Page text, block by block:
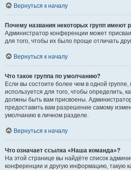
Вернуться к началу
Почему названия некоторых групп имеют
Администратор конференции может
для того, чтобы их было проще отличать
Вернуться к началу
Что такое группа по умолчанию?
Если вы состоите более чем в одной
используется для того, чтобы определить,
должны быть вам присвоены.
предоставить вам разрешение самому
умолчанию в личном разделе.
Вернуться к началу
Что означает ссылка «Наша команда»?
На этой странице вы найдёте список
конференции и другую информацию, такую